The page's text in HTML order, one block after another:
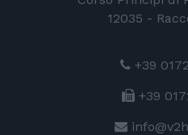
12035 -
+39
+39